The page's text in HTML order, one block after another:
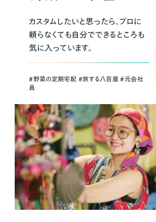
カスタムしたいと思ったら、プロに
頼らなくても自分でできるところも
気に入っています。
＃野菜の定期宅配 ＃旅する八百屋 ＃元会社
員